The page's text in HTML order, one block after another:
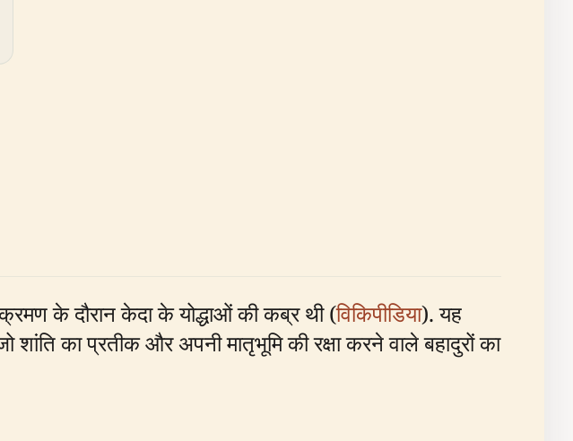
के दौरान केदा के योद्धाओं की कब्र थी (विकिपीडिया). यह
शांति का प्रतीक और अपनी मातृभूमि की रक्षा करने वाले बहादुरों का